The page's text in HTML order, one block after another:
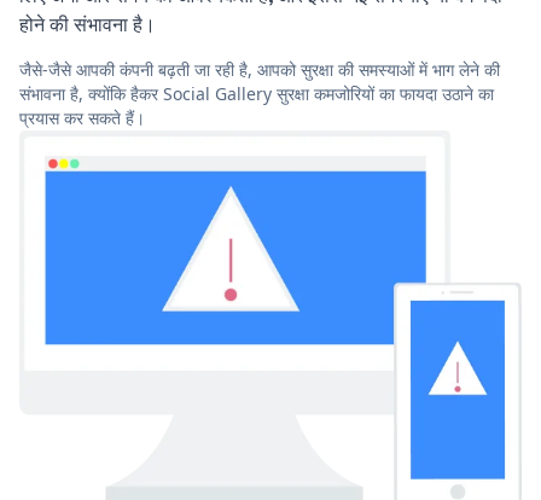
होने की संभावना है।
जैसे-जैसे आपकी कंपनी बढ़ती जा रही है, आपको सुरक्षा की समस्याओं में भाग लेने की
संभावना है, क्योंकि हैकर Social Gallery सुरक्षा कमजोरियों का फायदा उठाने का
प्रयास कर सकते हैं।